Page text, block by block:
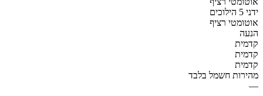
ידני 5 הילוכים
אוטומטי רציף
הנעה
קדמית
קדמית
קדמית
מהירות חשמל בלבד
—